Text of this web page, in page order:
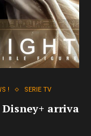
! SERIE TV
arriva